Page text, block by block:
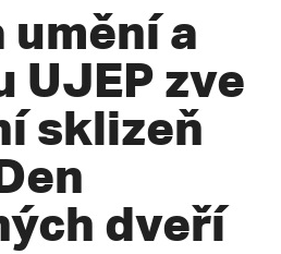
a
UJEP zve
sklizeň
dveří